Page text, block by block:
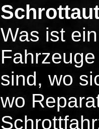
Was ist
sind, wo
wo